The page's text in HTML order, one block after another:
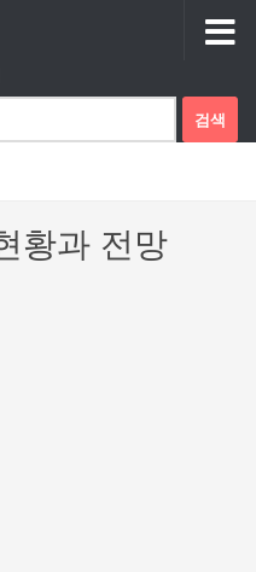
황과 전망